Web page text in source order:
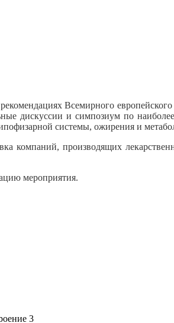
Всемирного
дискуссии и симпозиум по
системы, ожирения и
компаний, производящих
мероприятия.
3